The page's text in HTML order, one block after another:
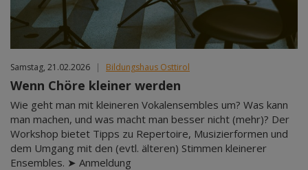
Samstag, 21.02.2026 | Bildungshaus Osttirol
Wenn Chöre kleiner werden
Wie geht man mit kleineren Vokalensembles um? Was kann
man machen, und was macht man besser nicht (mehr)? Der
Workshop bietet Tipps zu Repertoire, Musizierformen und
dem Umgang mit den (evtl. älteren) Stimmen kleinerer
Ensembles. ➤ Anmeldung